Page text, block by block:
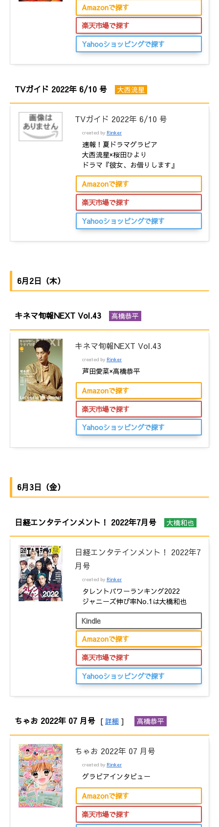
Amazonで探す
楽天市場で探す
Yahooショッピングで探す
TVガイド 2022年 6/10 号 大西流星
TVガイド 2022年 6/10 号
created by Rinker
速報！夏ドラマグラビア
大西流星×桜田ひより
ドラマ『彼女、お借りします』
Amazonで探す
楽天市場で探す
Yahooショッピングで探す
6月2日（木）
キネマ旬報NEXT Vol.43 高橋恭平
キネマ旬報NEXT Vol.43
created by Rinker
芦田愛菜×高橋恭平
Amazonで探す
楽天市場で探す
Yahooショッピングで探す
6月3日（金）
日経エンタテインメント！ 2022年7月号 大橋和也
日経エンタテインメント！ 2022年7
月号
created by Rinker
タレントパワーランキング2022
ジャニーズ伸び率No.1は大橋和也
Kindle
Amazonで探す
楽天市場で探す
Yahooショッピングで探す
ちゃお 2022年 07 月号 [ 詳細 ] 高橋恭平
ちゃお 2022年 07 月号
created by Rinker
グラビアインタビュー
Amazonで探す
楽天市場で探す